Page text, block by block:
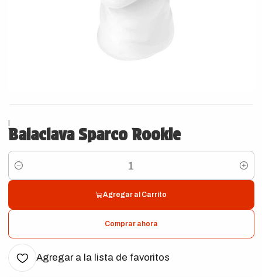
|
Balaclava Sparco Rookie
Cantidad
Agregar al Carrito
Comprar ahora
Agregar a la lista de favoritos